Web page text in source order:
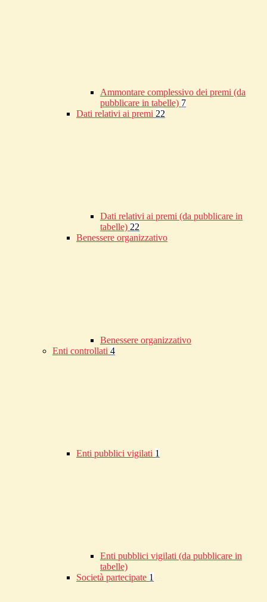
Ammontare complessivo dei premi (da
pubblicare in tabelle) 7
Dati relativi ai premi 22
Dati relativi ai premi (da pubblicare in
tabelle) 22
Benessere organizzativo
Benessere organizzativo
Enti controllati 4
Enti pubblici vigilati 1
Enti pubblici vigilati (da pubblicare in
tabelle)
Società partecipate 1